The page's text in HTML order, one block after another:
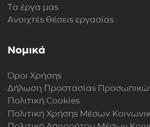
Τα έργα μας
Ανοιχτές θέσεις εργασίας
Νομικά
Όροι Χρήσης
Δήλωση Προστασίας
Πολιτική Cookies
Πολιτική Xρήσης Mέσων